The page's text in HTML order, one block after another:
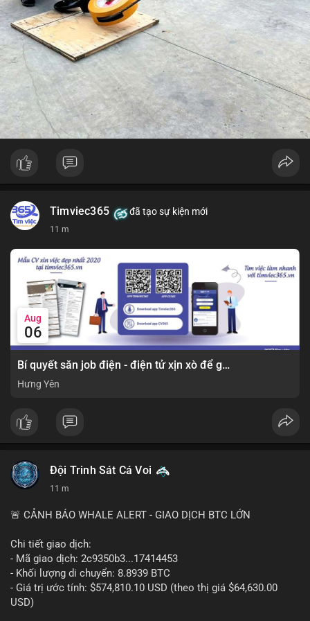
Timviec365 đã tạo sự kiện mới
11 m
Aug
06
Bí quyết săn job điện - điện tử xịn xò để gia tăng thu nhập ⚡
Hưng Yên
Đội Trinh Sát Cá Voi
11 m
🚨 CẢNH BÁO WHALE ALERT - GIAO DỊCH BTC LỚN
Chi tiết giao dịch:
- Mã giao dịch: 2c9350b3...17414453
- Khối lượng di chuyển: 8.8939 BTC
- Giá trị ước tính: $574,810.10 USD (theo thị giá $64,630.00
USD)